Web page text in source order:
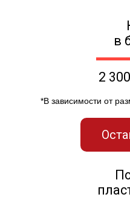
в
2
*В зависимости от